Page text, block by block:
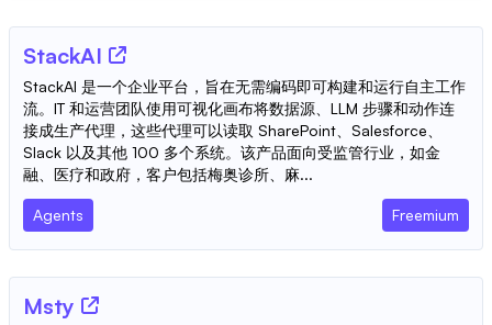
StackAI
StackAI 是一个企业平台，旨在无需编码即可构建和运行自主工作
流。IT 和运营团队使用可视化画布将数据源、LLM 步骤和动作连
接成生产代理，这些代理可以读取 SharePoint、Salesforce、
Slack 以及其他 100 多个系统。该产品面向受监管行业，如金
融、医疗和政府，客户包括梅奥诊所、麻...
Agents Freemium
Msty